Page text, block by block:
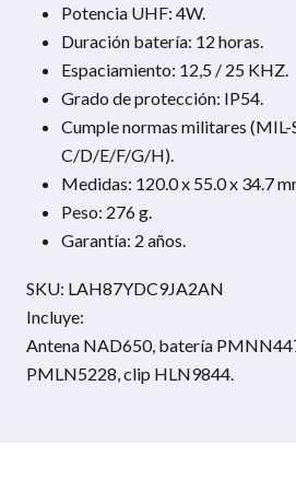
Potencia UHF: 4W.
Duración batería: 12 horas.
Espaciamiento: 12,5 / 25 KHZ.
Grado de protección: IP54.
Cumple normas militares
C/D/E/F/G/H).
Medidas: 120.0 x 55.0 x 34.7
Peso: 276 g.
Garantía: 2 años.
SKU: LAH87YDC9JA2AN
Incluye:
Antena NAD650, batería
PMLN5228, clip HLN9844.